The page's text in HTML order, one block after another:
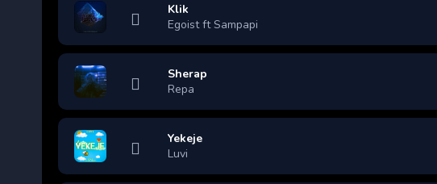
Klik
Egoist ft Sampapi
Sherap
Repa
Yekeje
Luvi